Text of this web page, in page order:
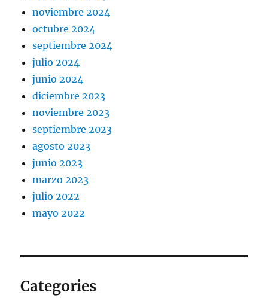
noviembre 2024
octubre 2024
septiembre 2024
julio 2024
junio 2024
diciembre 2023
noviembre 2023
septiembre 2023
agosto 2023
junio 2023
marzo 2023
julio 2022
mayo 2022
Categories